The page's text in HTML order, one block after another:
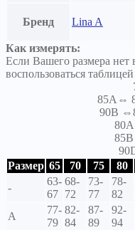
Бренд Lina A
Как измерять:
Если Вашего размера
воспользоваться
85A⇔
90B
Размер 65 70 75 80
-
63-
67
68-
72
73-
77
78-
82
A
77-
79
82-
84
87-
89
92-
94